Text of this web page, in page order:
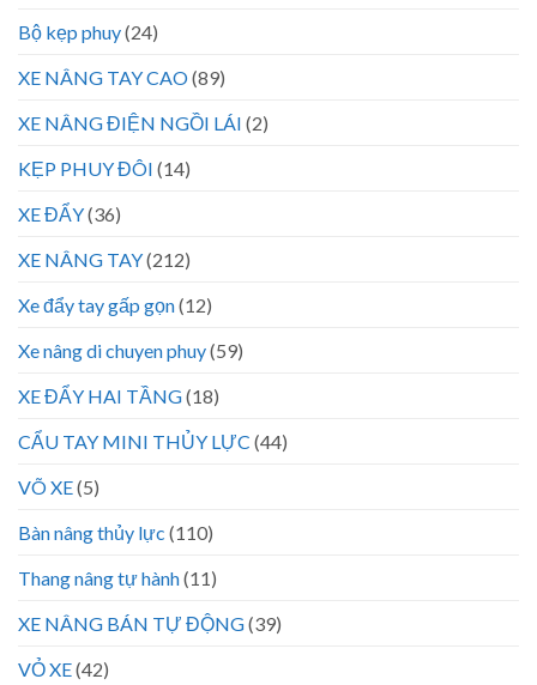
Bộ kẹp phuy(24)
XE NÂNG TAY CAO(89)
XE NÂNG ĐIỆN NGỒI LÁI (2)
KẸP PHUY ĐÔI (14)
XE ĐẨY(36)
XE NÂNG TAY(212)
Xe đẩy tay gấp gọn(12)
Xe nâng di chuyen phuy(59)
XE ĐẨY HAI TẦNG(18)
CẨU TAY MINI THỦY LỰC (44)
VÕ XE(5)
Bàn nâng thủy lực (110)
Thang nâng tự hành(11)
XE NÂNG BÁN TỰ ĐỘNG(39)
VỎ XE(42)